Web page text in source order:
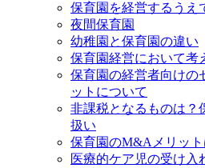
保育園を経営するうえ
夜間保育園
幼稚園と保育園の違い
保育園経営において考
保育園の経営者向けの
ットについて
非課税となるものは？
扱い
保育園のM&Aメリッ
医療的ケア児の受け入